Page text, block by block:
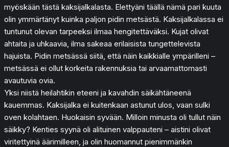
myöskään tästä kaksijalkalasta. Elettyäni täällä nämä pari kuuta
olin ymmärtänyt kuinka paljon pidin metsästä. Kaksijalkalassa ei
tuntunut olevan tarpeeksi ilmaa hengitettäväksi. Kujat olivat
ahtaita ja uhkaavia, ilma sakeaa erilaisista tungettelevista
hajuista. Pidin metsässä siitä, että näin kaikkialle ympärilleni –
metsässä ei ollut korkeita rakennuksia tai arvaamattomasti
avautuvia ovia.
Yksi niistä heilahtikin eteeni ja kavahdin säikähtäneenä
kauemmas. Kaksijalka ei kuitenkaan astunut ulos, vaan sulki
oven kolahtaen. Huokaisin syvään. Milloin minusta oli tullut näin
säikky? Kenties syynä oli alituinen valppauteni – aistini olivat
viritettyinä äärimilleen, ja olin huomannut pienimmänkin